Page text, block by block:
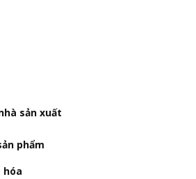
sản xuất
phẩm
hóa